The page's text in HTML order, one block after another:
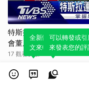
特斯拉失控撞光華夜市
會董座
17 觀看次數
全新體驗！一鍵引
文來輕鬆表達個人立
可以轉發或引
來發表您的評